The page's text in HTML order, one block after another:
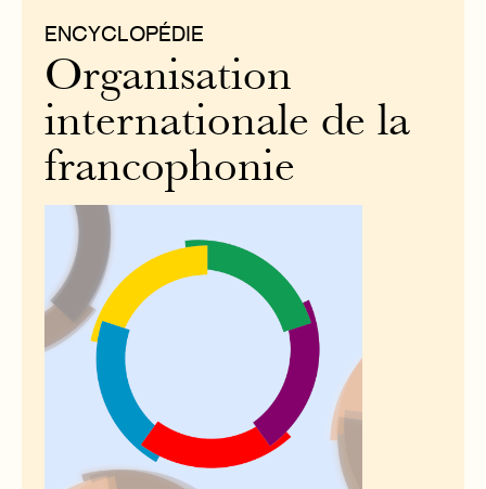
ENCYCLOPÉDIE
Organisation
internationale de la
francophonie